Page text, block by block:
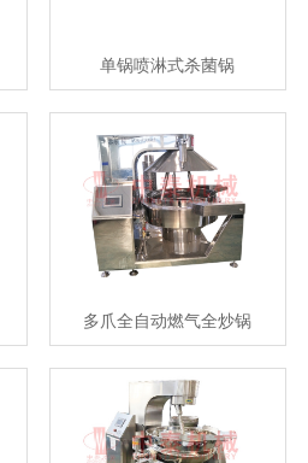
单锅喷淋式杀菌锅
多爪全自动燃气全炒锅